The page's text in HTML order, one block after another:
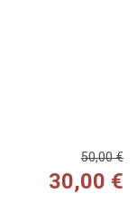
50,00 €
30,00 €